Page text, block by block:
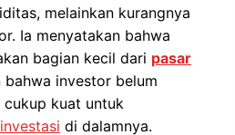
melainkan kurangnya
Ia menyatakan bahwa
bagian kecil dari pasar
investor belum
cukup kuat untuk
investasi di dalamnya.